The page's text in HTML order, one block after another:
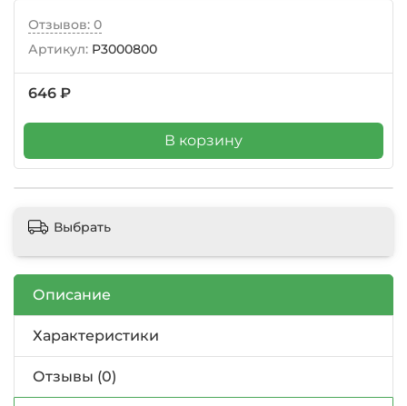
Отзывов: 0
Артикул: P3000800
646 ₽
В корзину
Выбрать
Описание
Характеристики
Отзывы (0)